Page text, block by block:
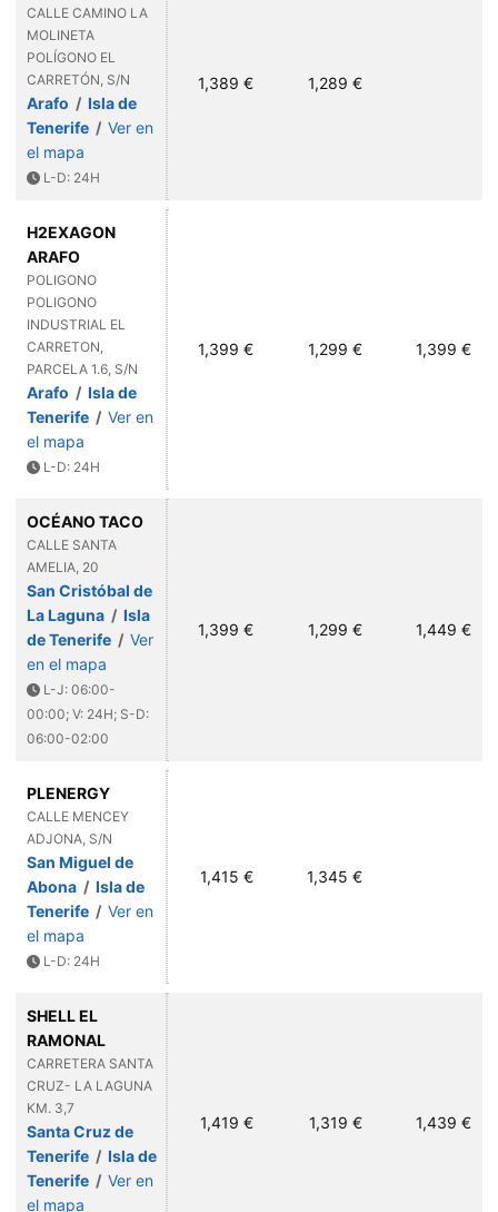
CALLE CAMINO LA
MOLINETA
POLÍGONO EL
CARRETÓN, S/N
Arafo / Isla de
Tenerife / Ver en
el mapa
L-D: 24H
1,389 € 1,289 €
H2EXAGON
ARAFO
POLIGONO
POLIGONO
INDUSTRIAL EL
CARRETON,
PARCELA 1.6, S/N
Arafo / Isla de
Tenerife / Ver en
el mapa
L-D: 24H
1,399 € 1,299 € 1,399 €
OCÉANO TACO
CALLE SANTA
AMELIA, 20
San Cristóbal de
La Laguna / Isla
de Tenerife / Ver
en el mapa
L-J: 06:00-
00:00; V: 24H; S-D:
06:00-02:00
1,399 € 1,299 € 1,449 €
PLENERGY
CALLE MENCEY
ADJONA, S/N
San Miguel de
Abona / Isla de
Tenerife / Ver en
el mapa
L-D: 24H
1,415 € 1,345 €
SHELL EL
RAMONAL
CARRETERA SANTA
CRUZ- LA LAGUNA
KM. 3,7
Santa Cruz de
Tenerife / Isla de
Tenerife / Ver en
el mapa
1,419 € 1,319 € 1,439 €